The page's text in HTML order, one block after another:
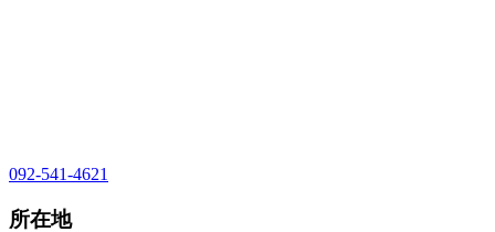
092-541-4621
所在地